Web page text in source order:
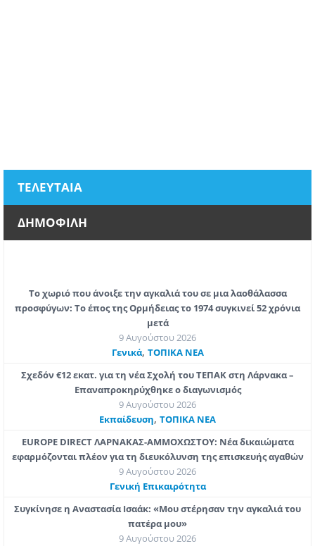
ΤΕΛΕΥΤΑΙΑ
ΔΗΜΟΦΙΛΗ
Το χωριό που άνοιξε την αγκαλιά του σε μια λαοθάλασσα
προσφύγων: Το έπος της Ορμήδειας το 1974 συγκινεί 52 χρόνια
μετά
9 Αυγούστου 2026
Γενικά, ΤΟΠΙΚΑ ΝΕΑ
Σχεδόν €12 εκατ. για τη νέα Σχολή του ΤΕΠΑΚ στη Λάρνακα –
Επαναπροκηρύχθηκε ο διαγωνισμός
9 Αυγούστου 2026
Εκπαίδευση, ΤΟΠΙΚΑ ΝΕΑ
EUROPE DIRECT ΛΑΡΝΑΚΑΣ-ΑΜΜΟΧΩΣΤΟΥ: Νέα δικαιώματα
εφαρμόζονται πλέον για τη διευκόλυνση της επισκευής αγαθών
9 Αυγούστου 2026
Γενική Επικαιρότητα
Συγκίνησε η Αναστασία Ισαάκ: «Mου στέρησαν την αγκαλιά του
πατέρα μου»
9 Αυγούστου 2026